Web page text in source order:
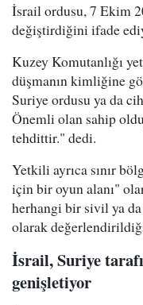
İsrail ordusu, 7 Ekim
değiştirdiğini ifade
Kuzey Komutanlığı
düşmanın kimliğine
Suriye ordusu ya da
Önemli olan sahip
tehdittir." dedi.
Yetkili ayrıca sınır
için bir oyun alanı"
herhangi bir sivil ya
olarak
İsrail, Suriye
genişletiyor